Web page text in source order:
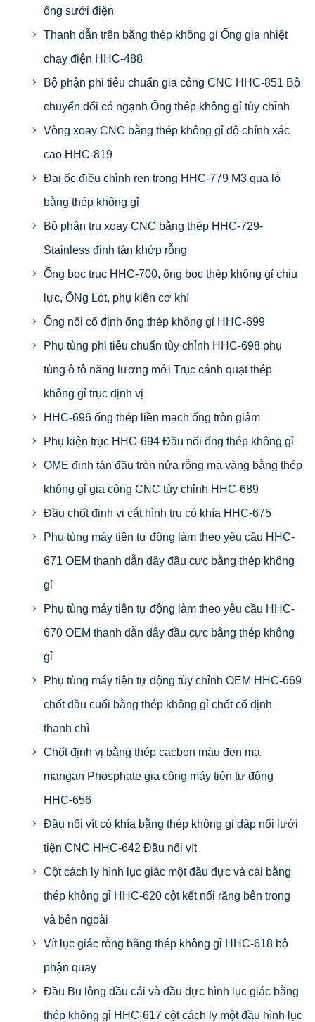
ống sưởi điện
Thanh dẫn trên bằng thép không gỉ Ống gia nhiệt
chạy điện HHC-488
Bộ phận phi tiêu chuẩn gia công CNC HHC-851 Bộ
chuyển đổi có ngạnh Ống thép không gỉ tùy chỉnh
Vòng xoay CNC bằng thép không gỉ độ chính xác
cao HHC-819
Đai ốc điều chỉnh ren trong HHC-779 M3 qua lỗ
bằng thép không gỉ
Bộ phận trụ xoay CNC bằng thép HHC-729-
Stainless đinh tán khớp rỗng
Ống bọc trục HHC-700, ống bọc thép không gỉ chịu
lực, ỐNg Lót, phụ kiện cơ khí
Ống nối cố định ống thép không gỉ HHC-699
Phụ tùng phi tiêu chuẩn tùy chỉnh HHC-698 phụ
tùng ô tô năng lượng mới Trục cánh quạt thép
không gỉ trục định vị
HHC-696 ống thép liền mạch ống tròn giảm
Phụ kiện trục HHC-694 Đầu nối ống thép không gỉ
OME đinh tán đầu tròn nửa rỗng mạ vàng bằng thép
không gỉ gia công CNC tùy chỉnh HHC-689
Đầu chốt định vị cắt hình trụ có khía HHC-675
Phụ tùng máy tiện tự động làm theo yêu cầu HHC-
671 OEM thanh dẫn dây đầu cực bằng thép không
gỉ
Phụ tùng máy tiện tự động làm theo yêu cầu HHC-
670 OEM thanh dẫn dây đầu cực bằng thép không
gỉ
Phụ tùng máy tiện tự động tùy chỉnh OEM HHC-669
chốt đầu cuối bằng thép không gỉ chốt cố định
thanh chì
Chốt định vị bằng thép cacbon màu đen mạ
mangan Phosphate gia công máy tiện tự động
HHC-656
Đầu nối vít có khía bằng thép không gỉ dập nổi lưới
tiện CNC HHC-642 Đầu nối vít
Cột cách ly hình lục giác một đầu đực và cái bằng
thép không gỉ HHC-620 cột kết nối răng bên trong
và bên ngoài
Vít lục giác rỗng bằng thép không gỉ HHC-618 bộ
phận quay
Đầu Bu lông đầu cái và đầu đực hình lục giác bằng
thép không gỉ HHC-617 cột cách ly một đầu hình lục